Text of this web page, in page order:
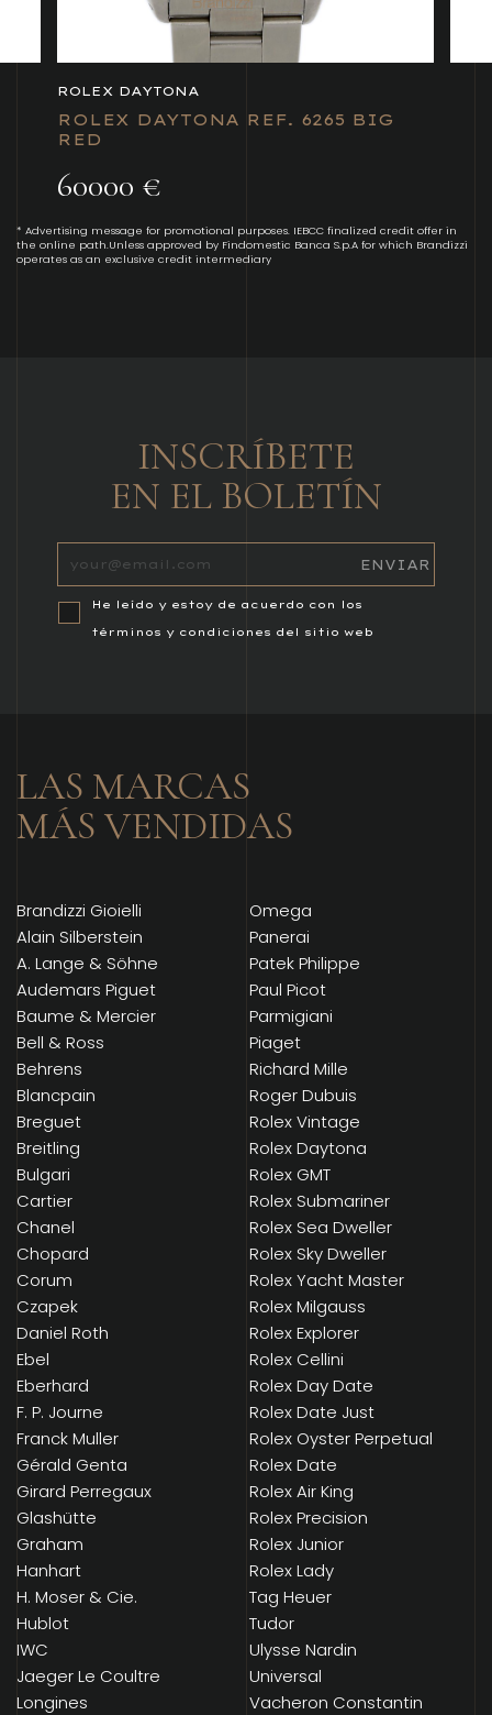
ROLEX DAYTONA
ROLEX DAYTONA REF. 6265 BIG
RED
60000 €
* Advertising message for promotional purposes. IEBCC finalized credit offer in
the online path.Unless approved by Findomestic Banca S.p.A for which Brandizzi
operates as an exclusive credit intermediary
INSCRÍBETE
EN EL BOLETÍN
He leído y estoy de acuerdo con los
términos y condiciones del sitio web
LAS MARCAS
MÁS VENDIDAS
Brandizzi Gioielli
Alain Silberstein
A. Lange & Söhne
Audemars Piguet
Baume & Mercier
Bell & Ross
Behrens
Blancpain
Breguet
Breitling
Bulgari
Cartier
Chanel
Chopard
Corum
Czapek
Daniel Roth
Ebel
Eberhard
F. P. Journe
Franck Muller
Gérald Genta
Girard Perregaux
Glashütte
Graham
Hanhart
H. Moser & Cie.
Hublot
IWC
Jaeger Le Coultre
Longines
Omega
Panerai
Patek Philippe
Paul Picot
Parmigiani
Piaget
Richard Mille
Roger Dubuis
Rolex Vintage
Rolex Daytona
Rolex GMT
Rolex Submariner
Rolex Sea Dweller
Rolex Sky Dweller
Rolex Yacht Master
Rolex Milgauss
Rolex Explorer
Rolex Cellini
Rolex Day Date
Rolex Date Just
Rolex Oyster Perpetual
Rolex Date
Rolex Air King
Rolex Precision
Rolex Junior
Rolex Lady
Tag Heuer
Tudor
Ulysse Nardin
Universal
Vacheron Constantin